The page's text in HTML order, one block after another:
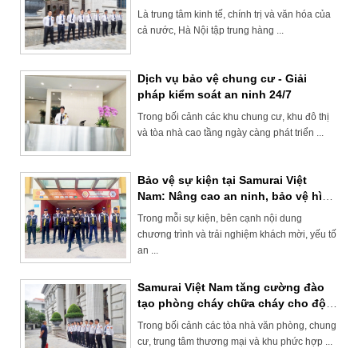
Là trung tâm kinh tế, chính trị và văn hóa của
cả nước, Hà Nội tập trung hàng ...
Dịch vụ bảo vệ chung cư - Giải
pháp kiểm soát an ninh 24/7
Trong bối cảnh các khu chung cư, khu đô thị
và tòa nhà cao tầng ngày càng phát triển ...
Bảo vệ sự kiện tại Samurai Việt
Nam: Nâng cao an ninh, bảo vệ hình
ảnh thương hiệu
Trong mỗi sự kiện, bên cạnh nội dung
chương trình và trải nghiệm khách mời, yếu tố
an ...
Samurai Việt Nam tăng cường đào
tạo phòng cháy chữa cháy cho đội
ngũ bảo vệ tòa nhà
Trong bối cảnh các tòa nhà văn phòng, chung
cư, trung tâm thương mại và khu phức hợp ...